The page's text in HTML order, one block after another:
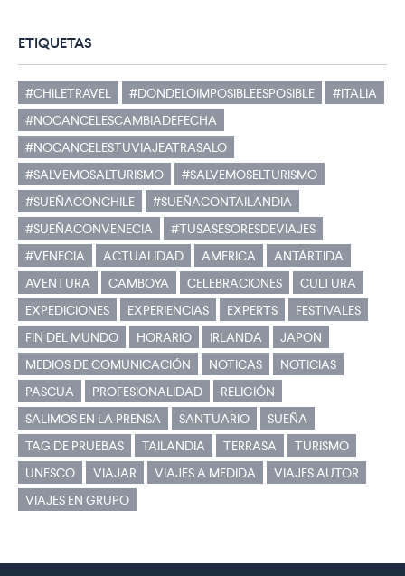
ETIQUETAS
#CHILETRAVEL #DONDELOIMPOSIBLEESPOSIBLE
#ITALIA
#NOCANCELESCAMBIADEFECHA
#NOCANCELESTUVIAJEATRASALO
#SALVEMOSALTURISMO
#SALVEMOSELTURISMO
#SUEÑACONCHILE
#SUEÑACONTAILANDIA
#SUEÑACONVENECIA
#TUSASESORESDEVIAJES
#VENECIA
ACTUALIDAD AMERICA
ANTÁRTIDA
AVENTURA
CAMBOYA CELEBRACIONES
CULTURA
EXPEDICIONES
EXPERIENCIAS EXPERTS
FESTIVALES
FIN DEL MUNDO
HORARIO IRLANDA
JAPON
MEDIOS DE COMUNICACIÓN
NOTICAS
NOTICIAS
PASCUA
PROFESIONALIDAD
RELIGIÓN
SALIMOS EN LA PRENSA
SANTUARIO
SUEÑA
TAG DE PRUEBAS
TAILANDIA TERRASA
TURISMO
UNESCO
VIAJAR VIAJES A MEDIDA
VIAJES AUTOR
VIAJES EN GRUPO